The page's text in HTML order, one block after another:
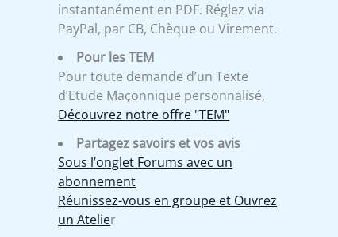
instantanément en PDF. Réglez via
PayPal, par CB, Chèque ou Virement.
Pour les TEM
Pour toute demande d’un Texte
d’Etude Maçonnique personnalisé,
Découvrez notre offre "TEM"
Partagez savoirs et vos avis
Sous l’onglet Forums avec un
abonnement
Réunissez-vous en groupe et Ouvrez
un Atelier